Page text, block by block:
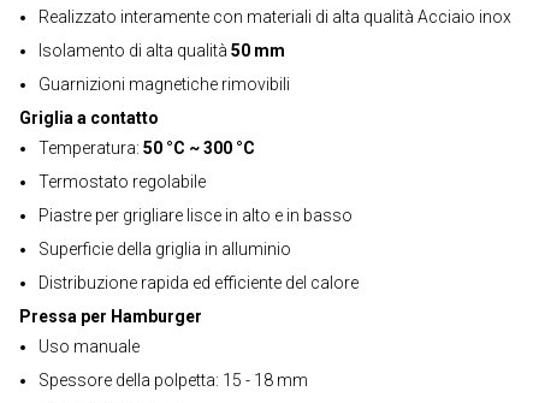
Realizzato interamente con materiali di alta qualità Acciaio inox
Isolamento di alta qualità 50 mm
Guarnizioni magnetiche rimovibili
Griglia a contatto
Temperatura: 50 °C ~ 300 °C
Termostato regolabile
Piastre per grigliare lisce in alto e in basso
Superficie della griglia in alluminio
Distribuzione rapida ed efficiente del calore
Pressa per Hamburger
Uso manuale
Spessore della polpetta: 15 - 18 mm